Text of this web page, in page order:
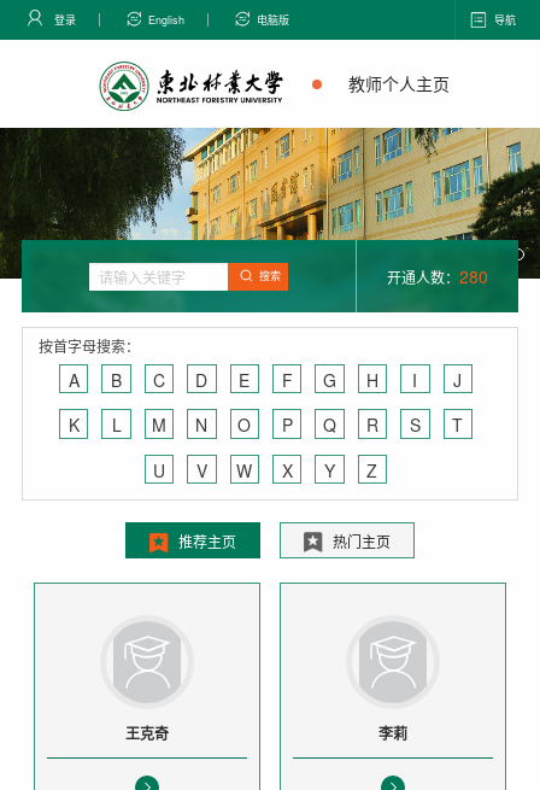
登录 English 电脑版 导航
教师个人主页
搜索 开通人数： 280
按首字母搜索：
A B C D E F G H I
J
K
L M N O P Q R S
T
U
V W X Y Z
推荐主页 热门主页
王克奇 李莉